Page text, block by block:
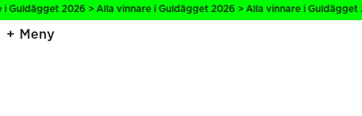
Guldägget 2026 > Alla vinnare i Guldägget 2026 > Alla vinnare i
Meny